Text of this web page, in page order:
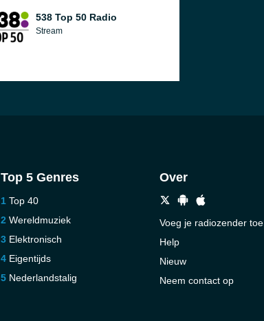
538 Top 50 Radio
Stream
Top 5 Genres
Top 40
Wereldmuziek
Elektronisch
Eigentijds
Nederlandstalig
Over
Voeg je radiozender toe
Help
Nieuw
Neem contact op